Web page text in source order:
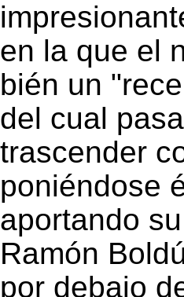
en la que el
bién un
del cual
trascender
poniéndose
aportando
Ramón
por debajo